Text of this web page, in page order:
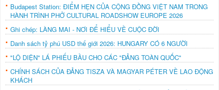
Budapest Station: ĐIỂM HẸN CỦA CỘNG ĐỒNG VIỆT NAM TRONG
HÀNH TRÌNH PHỞ CULTURAL ROADSHOW EUROPE 2026
Ghi chép: LÀNG MAI - NƠI ĐỂ HIỂU VỀ CUỘC ĐỜI
Danh sách tỷ phú USD thế giới 2026: HUNGARY CÓ 6 NGƯỜI
"LỘ DIỆN" LÁ PHIẾU BẦU CHO CÁC "ĐẢNG TOÀN QUỐC"
CHÍNH SÁCH CỦA ĐẢNG TISZA VÀ MAGYAR PÉTER VỀ LAO ĐỘNG
KHÁCH